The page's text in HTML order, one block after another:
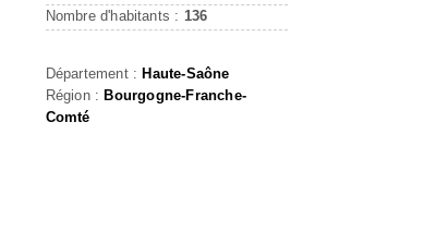
Nombre d'habitants : 136
Département : Haute-Saône
Région : Bourgogne-Franche-
Comté